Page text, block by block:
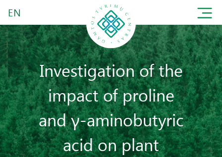
EN
Investigation of the
impact of proline
and γ-aminobutyric
acid on plant